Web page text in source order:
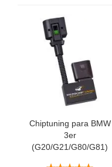
Chiptuning para BMW
3er
(G20/G21/G80/G81)